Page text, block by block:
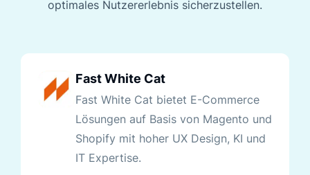
optimales Nutzererlebnis sicherzustellen.
Fast White Cat
Fast White Cat bietet E-Commerce
Lösungen auf Basis von Magento und
Shopify mit hoher UX Design, KI und
IT Expertise.